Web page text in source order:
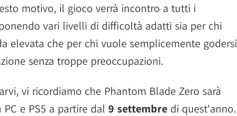
motivo, il gioco verrà incontro a tutti i
vari livelli di difficoltà adatti sia per chi
elevata che per chi vuole semplicemente godersi
senza troppe preoccupazioni.
vi ricordiamo che Phantom Blade Zero sarà
e PS5 a partire dal 9 settembre di quest'anno.